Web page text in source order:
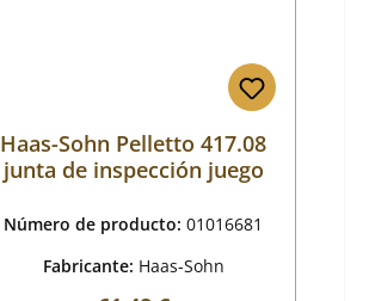
Haas-Sohn Pelletto 417.08
junta de inspección juego
Número de producto:01016681
Fabricante: Haas-Sohn